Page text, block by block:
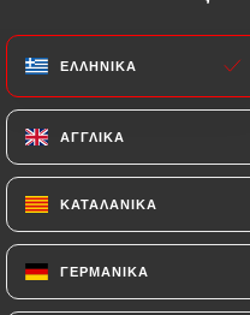
ΕΛΛΗΝΙΚΆ
ΑΓΓΛΙΚΆ
ΚΑΤΑΛΑΝΙΚΆ
ΓΕΡΜΑΝΙΚΆ
ΑΡΧΙΚΉ/ΕΠΑΦΉ
Επαφή
ΕΛΛΗΝΙΚΆ
ΑΓΓΛΙΚΆ
ΚΑΤΑΛΑΝΙΚΆ
ΓΕΡΜΑΝΙΚΆ